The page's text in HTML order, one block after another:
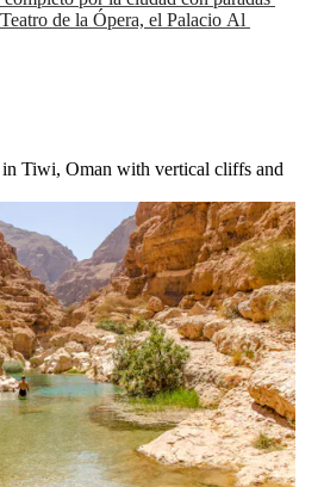
de la Ópera, el Palacio Al
Tiwi, Oman with vertical cliffs and